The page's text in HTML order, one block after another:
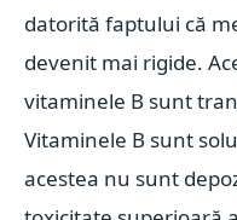
datorită faptului că
devenit mai rigide.
vitaminele B sunt
Vitaminele B sunt
acestea nu sunt